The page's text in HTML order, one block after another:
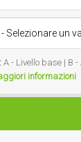
A - Livello base | B
informazioni